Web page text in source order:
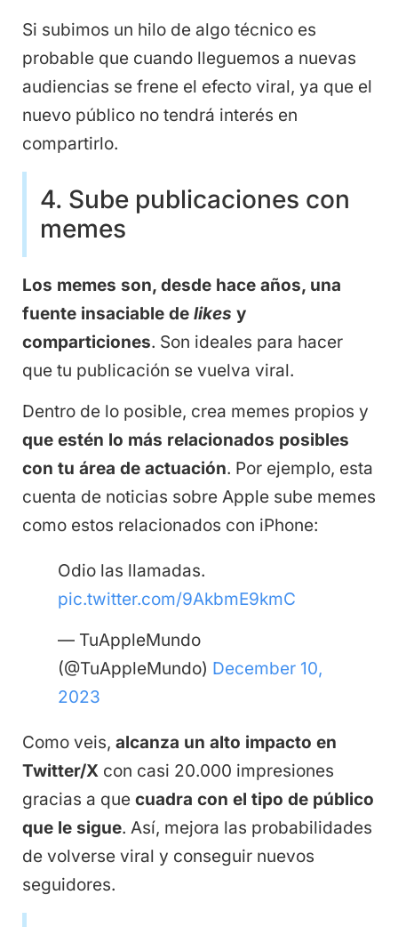
Si subimos un hilo de algo técnico es
probable que cuando lleguemos a nuevas
audiencias se frene el efecto viral, ya que el
nuevo público no tendrá interés en
compartirlo.
4. Sube publicaciones con
memes
Los memes son, desde hace años, una
fuente insaciable de likes y
comparticiones. Son ideales para hacer
que tu publicación se vuelva viral.
Dentro de lo posible, crea memes propios y
que estén lo más relacionados posibles
con tu área de actuación. Por ejemplo, esta
cuenta de noticias sobre Apple sube memes
como estos relacionados con iPhone:
Odio las llamadas.
pic.twitter.com/9AkbmE9kmC
— TuAppleMundo
(@TuAppleMundo) December 10,
2023
Como veis, alcanza un alto impacto en
Twitter/X con casi 20.000 impresiones
gracias a que cuadra con el tipo de público
que le sigue. Así, mejora las probabilidades
de volverse viral y conseguir nuevos
seguidores.